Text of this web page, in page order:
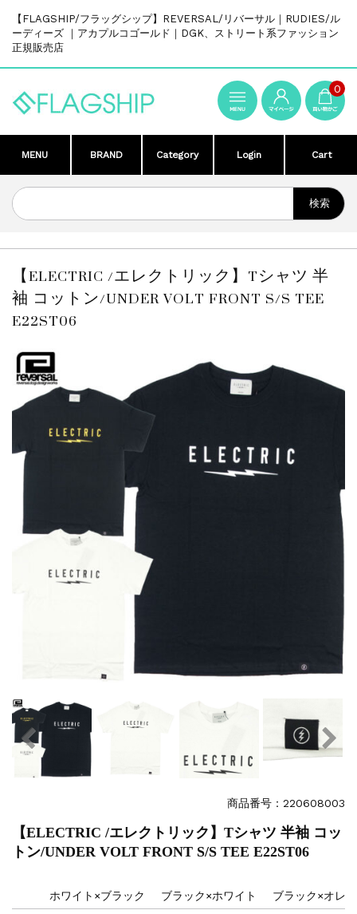
【FLAGSHIP/フラッグシップ】REVERSAL/リバーサル｜RUDIES/ル
ーディーズ ｜アカプルコゴールド｜DGK、ストリート系ファッション
正規販売店
0
MENU BRAND Category Login Cart
【ELECTRIC /エレクトリック】Tシャツ 半
袖 コットン/UNDER VOLT FRONT S/S TEE
E22ST06
商品番号：220608003
【ELECTRIC /エレクトリック】Tシャツ 半袖 コッ
トン/UNDER VOLT FRONT S/S TEE E22ST06
ホワイト×ブラック ブラック×ホワイト ブラック×オレ